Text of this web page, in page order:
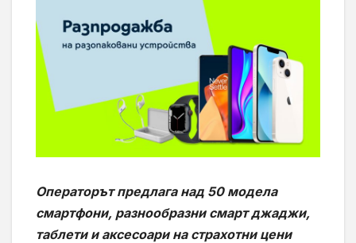
Операторът предлага над 50 модела
смартфони, разнообразни смарт джаджи,
таблети и аксесоари на страхотни цени